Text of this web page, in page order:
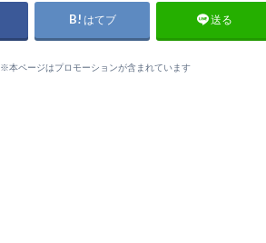
はてブ 送る
※本ページはプロモーションが含まれています